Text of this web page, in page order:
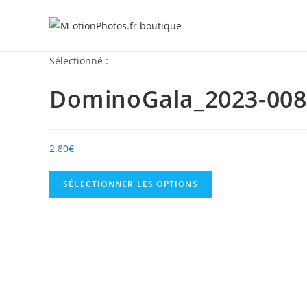
Sélectionné :
DominoGala_2023-
2.80€
SÉLECTIONNER LES OPTIONS